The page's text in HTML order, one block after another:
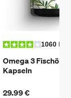
Omega 3 Fischöl
Kapseln
29.99 €